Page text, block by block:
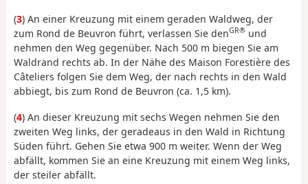
(3) An einer Kreuzung mit einem geraden Waldweg, der
zum Rond de Beuvron führt, verlassen Sie denGR® und
nehmen den Weg gegenüber. Nach 500 m biegen Sie am
Waldrand rechts ab. In der Nähe des Maison Forestière des
Câteliers folgen Sie dem Weg, der nach rechts in den Wald
abbiegt, bis zum Rond de Beuvron (ca. 1,5 km).
(4) An dieser Kreuzung mit sechs Wegen nehmen Sie den
zweiten Weg links, der geradeaus in den Wald in Richtung
Süden führt. Gehen Sie etwa 900 m weiter. Wenn der Weg
abfällt, kommen Sie an eine Kreuzung mit einem Weg links,
der steiler abfällt.